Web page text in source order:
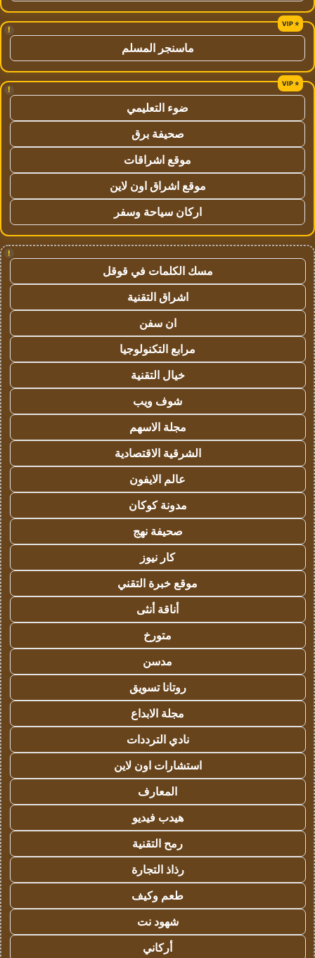
!
ماسنجر المسلم
!
ضوء التعليمي
صحيفة برق
موقع اشراقات
موقع اشراق اون لاين
اركان سياحة وسفر
!
مسك الكلمات في قوقل
اشراق التقنية
ان سفن
مرابع التكنولوجيا
خيال التقنية
شوف ويب
مجلة الاسهم
الشرقية الاقتصادية
عالم الايفون
مدونة كوكان
صحيفة نهج
كار نيوز
موقع خبرة التقني
أناقة أنثى
متورخ
مدسن
روتانا تسويق
مجلة الابداع
نادي الترددات
استشارات اون لاين
المعارف
هيدب فيديو
رمح التقنية
رذاذ التجارة
طعم وكيف
شهود نت
أركاني